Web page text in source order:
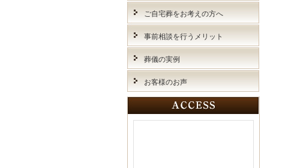
ご自宅葬をお考えの方へ
事前相談を行うメリット
葬儀の実例
お客様のお声